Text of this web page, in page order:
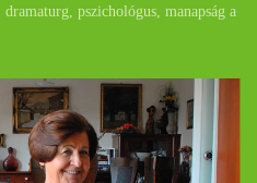
pszichológus, manapság a